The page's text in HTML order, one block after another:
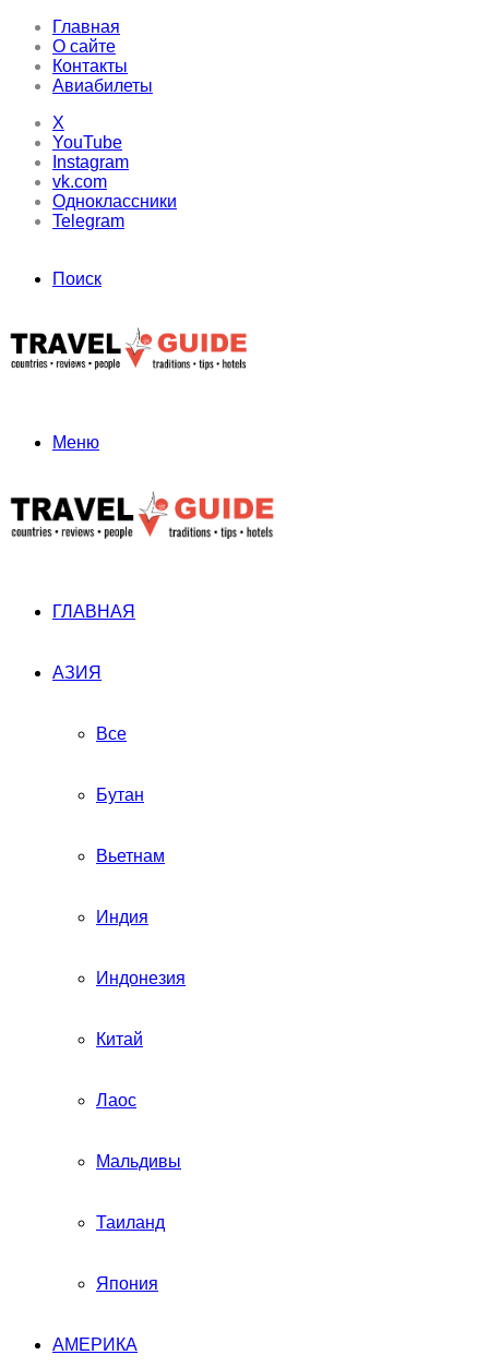
Главная
О сайте
Контакты
Авиабилеты
X
YouTube
Instagram
vk.com
Одноклассники
Telegram
Поиск
Меню
ГЛАВНАЯ
АЗИЯ
Все
Бутан
Вьетнам
Индия
Индонезия
Китай
Лаос
Мальдивы
Таиланд
Япония
АМЕРИКА